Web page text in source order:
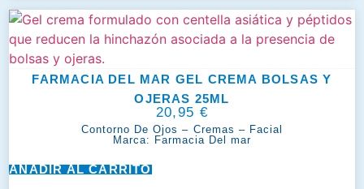
FARMACIA DEL MAR GEL CREMA BOLSAS Y
OJERAS 25ML
20,95 €
Contorno De Ojos – Cremas – Facial
Marca: Farmacia Del mar
AÑADIR AL CARRITO